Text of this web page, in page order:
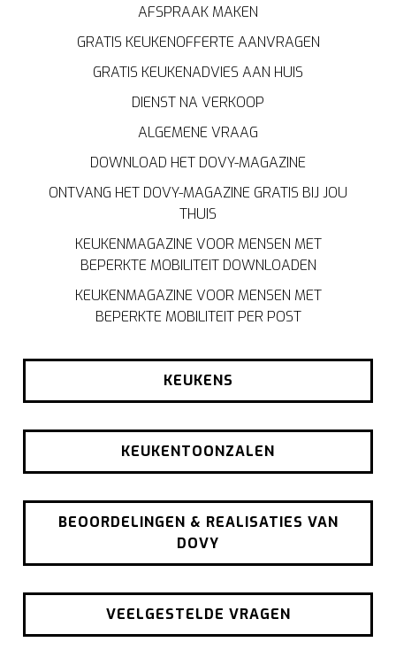
AFSPRAAK MAKEN
GRATIS KEUKENOFFERTE AANVRAGEN
GRATIS KEUKENADVIES AAN HUIS
DIENST NA VERKOOP
ALGEMENE VRAAG
DOWNLOAD HET DOVY-MAGAZINE
ONTVANG HET DOVY-MAGAZINE GRATIS BIJ JOU
THUIS
KEUKENMAGAZINE VOOR MENSEN MET
BEPERKTE MOBILITEIT DOWNLOADEN
KEUKENMAGAZINE VOOR MENSEN MET
BEPERKTE MOBILITEIT PER POST
KEUKENS
KEUKENTOONZALEN
BEOORDELINGEN & REALISATIES VAN
DOVY
VEELGESTELDE VRAGEN